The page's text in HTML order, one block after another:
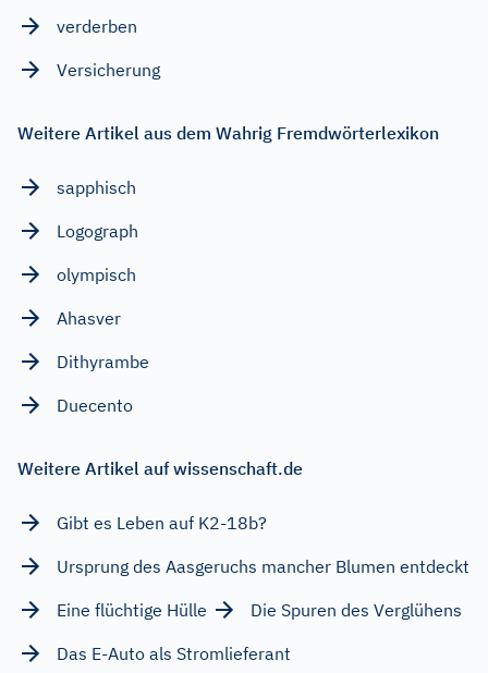
verderben
Versicherung
Weitere Artikel aus dem Wahrig Fremdwörterlexikon
sapphisch
Logograph
olympisch
Ahasver
Dithyrambe
Duecento
Weitere Artikel auf wissenschaft.de
Gibt es Leben auf K2-18b?
Ursprung des Aasgeruchs mancher Blumen entdeckt
Eine flüchtige Hülle
Die Spuren des Verglühens
Das E-Auto als Stromlieferant